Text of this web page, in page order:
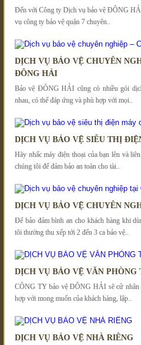
Đến với Công ty Dịch vụ bảo vệ ĐÔNG
vụ công ty bảo vệ quận 7 chuyên..
DỊCH VỤ BẢO VỆ CHUYÊN
ĐÔNG HẢI
Bảo vệ ĐÔNG HẢI cũng có nhiều gói
nhau, có thể đáp ứng và phù hợp với mọi..
DỊCH VỤ BẢO VỆ SIÊU THỊ
Hãy nhấc máy điện thoại của bạn lên và
chúng tôi để đảm bảo an toàn cho tài..
DỊCH VỤ BẢO VỆ CHUYÊN
Để bảo đảm bình an cho khách hàng khi
tôi thường thu xếp tới 2 đến 3 ca bảo vệ..
DỊCH VỤ BẢO VỆ VĂN PHÒNG
CÔNG TY bảo vệ ĐÔNG HẢI sẽ cử nhân
hợp với mong muốn của khách hàng, lập..
DỊCH VỤ BẢO VỆ NHÀ RIÊNG